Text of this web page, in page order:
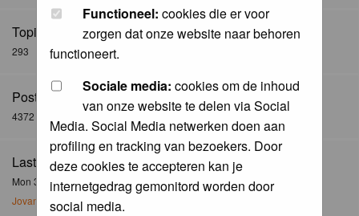
Functioneel: cookies die er voor
zorgen dat onze website naar behoren
functioneert.
Sociale media: cookies om de inhoud
van onze website te delen via Social
Media. Social Media netwerken doen aan
profiling en tracking van bezoekers. Door
deze cookies te accepteren kan je
internetgedrag gemonitord worden door
social media.
Topics:
293
Posts:
4372
Last Post:
Mon 30 Dec 2024, 21:02
Jovanzo